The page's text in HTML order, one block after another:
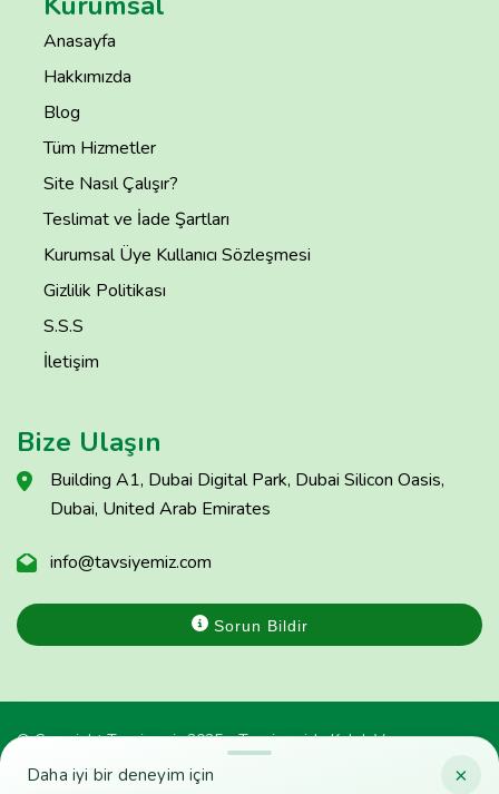
×
Daha iyi bir deneyim için
Anasayfa
Hakkımızda
Blog
Tüm Hizmetler
Site Nasıl Çalışır?
Teslimat ve İade Şartları
Kurumsal Üye Kullanıcı Sözleşmesi
Gizlilik Politikası
S.S.S
İletişim
Bize Ulaşın
Building A1, Dubai Digital Park, Dubai Silicon Oasis,
Dubai, United Arab Emirates
info@tavsiyemiz.com
Sorun Bildir
© Copyright Tavsiyemiz 2025 - Tavsiyemiz'e Kulak Ver